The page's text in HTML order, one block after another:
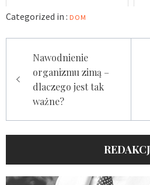
Categorized in : DOM
wpisuNawodnienie
organizmu zimą –
dlaczego jest tak
ważne?